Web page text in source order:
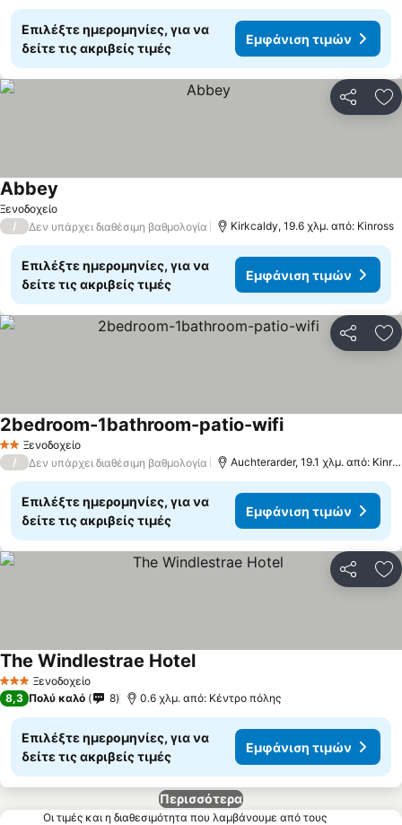
Επιλέξτε ημερομηνίες, για να
δείτε τις ακριβείς τιμές
Εμφάνιση τιμών
Ξενοδοχείο
Abbey
/ Δεν υπάρχει διαθέσιμη βαθμολογία Kirkcaldy, 19.6 χλμ. από: Kinross
Επιλέξτε ημερομηνίες, για να
δείτε τις ακριβείς τιμές
Εμφάνιση τιμών
2 ΑστέριαΞενοδοχείο
2bedroom-1bathroom-patio-wifi
/ Δεν υπάρχει διαθέσιμη βαθμολογία Auchterarder, 19.1 χλμ. από: Kinross
Επιλέξτε ημερομηνίες, για να
δείτε τις ακριβείς τιμές
Εμφάνιση τιμών
3 ΑστέριαΞενοδοχείο
The Windlestrae Hotel
8,3 Πολύ καλό 8 0.6 χλμ. από: Κέντρο πόλης
Επιλέξτε ημερομηνίες, για να
δείτε τις ακριβείς τιμές
Εμφάνιση τιμών
Περισσότερα
Οι τιμές και η διαθεσιμότητα που λαμβάνουμε από τους